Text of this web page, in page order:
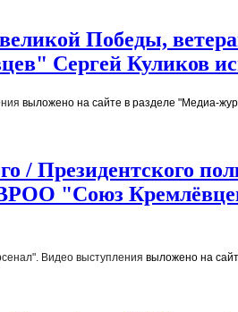
Победы,
Сергей Куликов
выложено на сайте в разделе "Медиа-
/ Президентского
"Союз
Видео выступления выложено на